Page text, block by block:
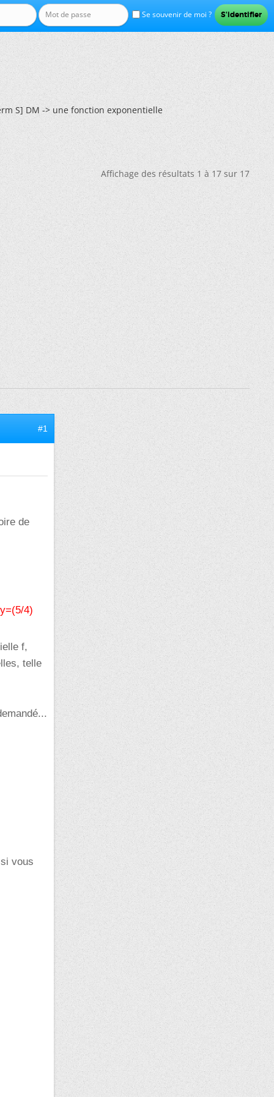
Se souvenir de moi ?
S] DM -> une fonction exponentielle
Affichage des résultats 1 à 17 sur 17
#1
de
y=(5/4)
f,
telle
vous